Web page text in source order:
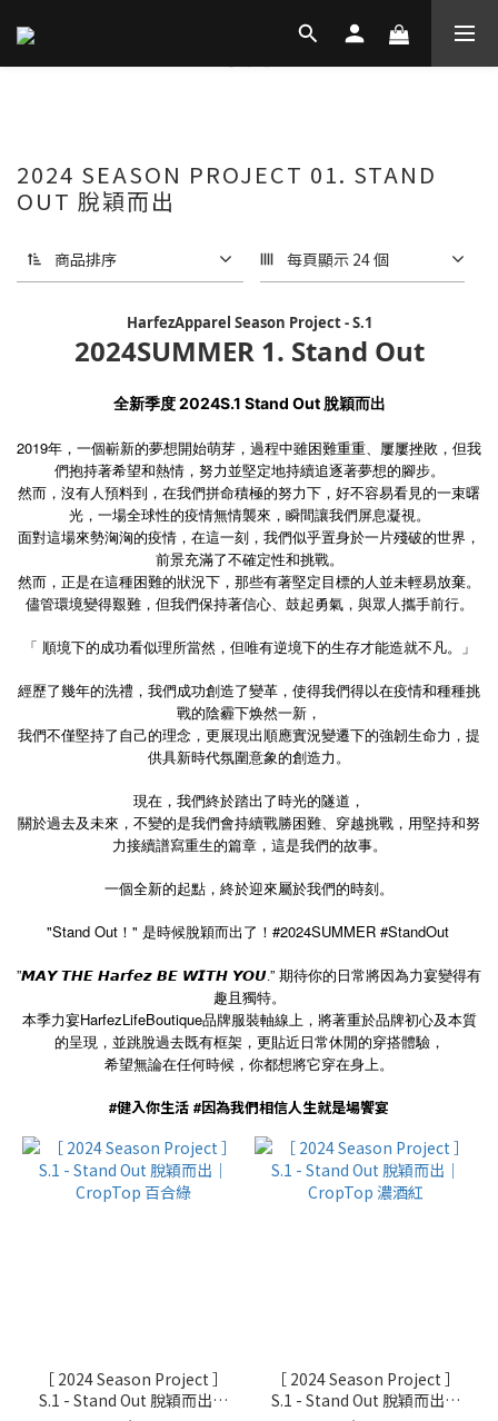
2024 SEASON PROJECT 01. STAND
OUT 脫穎而出
商品排序 每頁顯示 24 個
HarfezApparel Season Project - S.1
2024SUMMER 1. Stand Out
全新季度 2024S.1 Stand Out 脫穎而出
2019年，一個嶄新的夢想開始萌芽，過程中雖困難重重、屢屢挫敗，但我
們抱持著希望和熱情，努力並堅定地持續追逐著夢想的腳步。
然而，沒有人預料到，在我們拼命積極的努力下，好不容易看見的一束曙
光，一場全球性的疫情無情襲來，瞬間讓我們屏息凝視。
面對這場來勢洶洶的疫情，在這一刻，我們似乎置身於一片殘破的世界，
前景充滿了不確定性和挑戰。
然而，正是在這種困難的狀況下，那些有著堅定目標的人並未輕易放棄。
儘管環境變得艱難，但我們保持著信心、鼓起勇氣，與眾人攜手前行。
「 順境下的成功看似理所當然，但唯有逆境下的生存才能造就不凡。」
經歷了幾年的洗禮，我們成功創造了變革，使得我們得以在疫情和種種挑
戰的陰霾下焕然一新，
我們不僅堅持了自己的理念，更展現出順應實況變遷下的強韌生命力，提
供具新時代氛圍意象的創造力。
現在，我們終於踏出了時光的隧道，
關於過去及未來，不變的是我們會持續戰勝困難、穿越挑戰，用堅持和努
力接續譜寫重生的篇章，這是我們的故事。
一個全新的起點，終於迎來屬於我們的時刻。
"Stand Out！ " 是時候脫穎而出了！ #2024SUMMER #StandOut
”𝙈𝘼𝙔 𝙏𝙃𝙀 𝙃𝙖𝙧𝙛𝙚𝙯 𝘽𝙀 𝙒𝙄𝙏𝙃 𝙔𝙊𝙐.” 期待你的日常將因為力宴變得有
趣且獨特。
本季力宴HarfezLifeBoutique品牌服裝軸線上，將著重於品牌初心及本質
的呈現， 並跳脫過去既有框架，更貼近日常休閒的穿搭體驗，
希望無論在任何時候，你都想將它穿在身上。
#健入你生活 #因為我們相信人生就是場饗宴
［ 2024 Season Project ］
S.1 - Stand Out 脫穎而出｜
［ 2024 Season Project ］
S.1 - Stand Out 脫穎而出｜